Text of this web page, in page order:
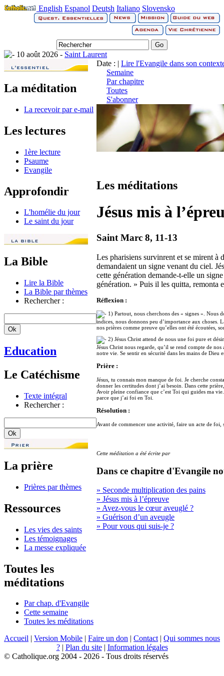
English Espanol Deutsh Italiano Slovensko
10 août 2026 - Saint Laurent
La méditation
La recevoir par e-mail
Les lectures
1ère lecture
Psaume
Evangile
Approfondir
L'homélie du jour
Le saint du jour
La Bible
Lire la Bible
La Bible par thèmes
Rechercher :
Education
Le Catéchisme
Texte intégral
Rechercher :
La prière
Prières par thèmes
Ressources
Les vies des saints
Les témoignages
La messe expliquée
Toutes les
méditations
Par chap. d'Evangile
Cette semaine
Toutes les méditations
Date : | Lire l'Evangile dans son
Semaine
Par chapitre
Toutes
S'abonner
Les méditations
Jésus mis à
Saint Marc 8, 11-13
Les pharisiens survinrent et se mirent à
demandaient un signe venant du ciel.
cette génération demande-t-elle un
génération. » Puis il les quitta, remonta
Réflexion :
1) Partout, nous cherchons des « signes ». Nous
indices, nous donnons peu d’importance aux choses.
nos prières comme preuve qu’elles ont été écoutées,
2) Jésus Christ attend de nous une foi pure et
Jésus Christ nous regarde, qu’il se rend compte de
notre vie. Se sentir en sécurité dans les mains de Dieu
Prière :
Jésus, tu connais mon manque de foi. Je cherche
donner les certitudes dont j’ai besoin. Dans cette
Avoir pleine confiance que c’est Toi qui guides ma
parce que j’ai foi en Toi.
Résolution :
Avant de commencer une activité, faire un acte de foi,
Cette méditation a été écrite par
Dans ce chapitre d'Evangile
» Seconde multiplication des pains
» Jésus mis à l’épreuve
» Avez-vous le cœur aveuglé ?
» Guérison d’un aveugle
» Pour vous qui suis-je ?
Accueil | Version Mobile | Faire un don | Contact | Qui sommes nous
?| Plan du site| Information légales
© Catholique.org 2004 - 2026 - Tous droits réservés